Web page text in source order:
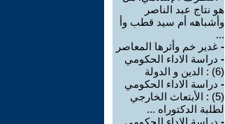
هو نتاج عبد الناصر
وأشباهه أم سيد قطب وأ
...
- غدير خم وأثرها المعاصر
- دراسة الاداء الحكومي
(6) : الدين و الدولة
- دراسة الاداء الحكومي
(5) : الأبتعاث الخارجي
لطلبة الدكتوراه ...
- دراسة الاداء الحكومي